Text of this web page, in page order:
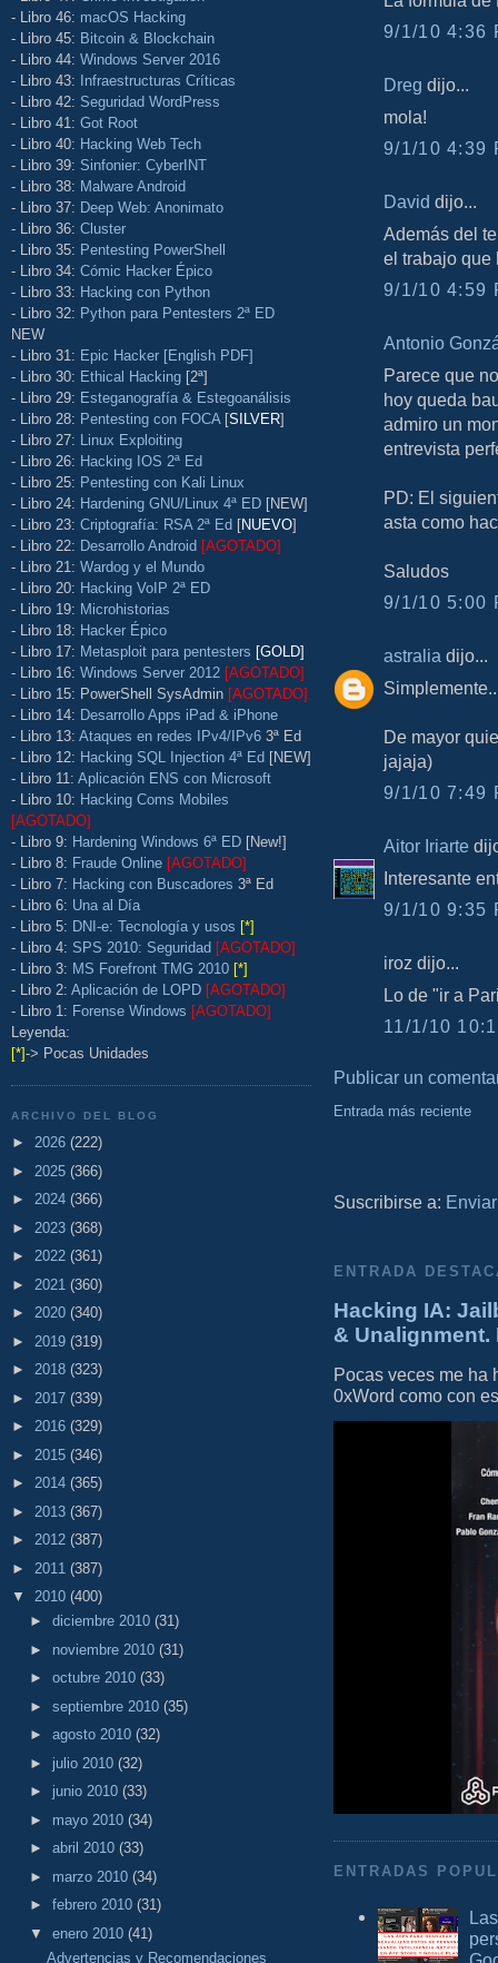
- Libro 46: macOS Hacking
- Libro 45: Bitcoin & Blockchain
- Libro 44: Windows Server 2016
- Libro 43: Infraestructuras Críticas
- Libro 42: Seguridad WordPress
- Libro 41: Got Root
- Libro 40: Hacking Web Tech
- Libro 39: Sinfonier: CyberINT
- Libro 38: Malware Android
- Libro 37: Deep Web: Anonimato
- Libro 36: Cluster
- Libro 35: Pentesting PowerShell
- Libro 34: Cómic Hacker Épico
- Libro 33: Hacking con Python
- Libro 32: Python para Pentesters 2ª ED
NEW
- Libro 31: Epic Hacker [English PDF]
- Libro 30: Ethical Hacking [2ª]
- Libro 29: Esteganografía & Estegoanálisis
- Libro 28: Pentesting con FOCA [SILVER]
- Libro 27: Linux Exploiting
- Libro 26: Hacking IOS 2ª Ed
- Libro 25: Pentesting con Kali Linux
- Libro 24: Hardening GNU/Linux 4ª ED [NEW]
- Libro 23: Criptografía: RSA 2ª Ed [NUEVO]
- Libro 22: Desarrollo Android [AGOTADO]
- Libro 21: Wardog y el Mundo
- Libro 20: Hacking VoIP 2ª ED
- Libro 19: Microhistorias
- Libro 18: Hacker Épico
- Libro 17: Metasploit para pentesters [GOLD]
- Libro 16: Windows Server 2012 [AGOTADO]
- Libro 15: PowerShell SysAdmin [AGOTADO]
- Libro 14: Desarrollo Apps iPad & iPhone
- Libro 13: Ataques en redes IPv4/IPv6 3ª Ed
- Libro 12: Hacking SQL Injection 4ª Ed [NEW]
- Libro 11: Aplicación ENS con Microsoft
- Libro 10: Hacking Coms Mobiles
[AGOTADO]
- Libro 9: Hardening Windows 6ª ED [New!]
- Libro 8: Fraude Online [AGOTADO]
- Libro 7: Hacking con Buscadores 3ª Ed
- Libro 6: Una al Día
- Libro 5: DNI-e: Tecnología y usos [*]
- Libro 4: SPS 2010: Seguridad [AGOTADO]
- Libro 3: MS Forefront TMG 2010 [*]
- Libro 2: Aplicación de LOPD [AGOTADO]
- Libro 1: Forense Windows [AGOTADO]
Leyenda:
[*]-> Pocas Unidades
ARCHIVO DEL BLOG
► 2026 (222)
► 2025 (366)
► 2024 (366)
► 2023 (368)
► 2022 (361)
► 2021 (360)
► 2020 (340)
► 2019 (319)
► 2018 (323)
► 2017 (339)
► 2016 (329)
► 2015 (346)
► 2014 (365)
► 2013 (367)
► 2012 (387)
► 2011 (387)
▼ 2010 (400)
► diciembre 2010 (31)
► noviembre 2010 (31)
► octubre 2010 (33)
► septiembre 2010 (35)
► agosto 2010 (32)
► julio 2010 (32)
► junio 2010 (33)
► mayo 2010 (34)
► abril 2010 (33)
► marzo 2010 (34)
► febrero 2010 (31)
▼ enero 2010 (41)
Advertencias y Recomendaciones
9/1/10 4:36
Dreg dijo...
mola!
9/1/10 4:39
David dijo...
Además del
el trabajo que
9/1/10 4:59
Antonio
Parece que
hoy queda
admiro un
entrevista
PD: El
asta como
Saludos
9/1/10 5:00
astralia dijo...
De mayor
jajaja)
9/1/10 7:49
Aitor Iriarte
Interesante
9/1/10 9:35
iroz dijo...
Lo de "ir a
11/1/10
Publicar un
Entrada más reciente
Suscribirse a:
ENTRADA
Hacking IA:
&
Pocas veces me ha
0xWord como con
ENTRADAS